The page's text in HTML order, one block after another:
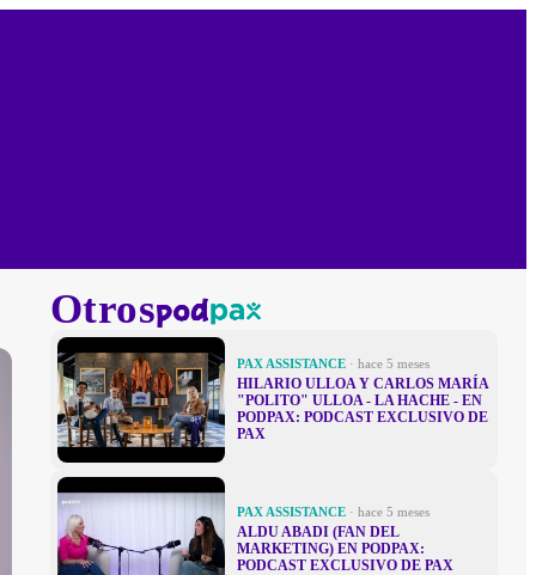
Otros
PAX ASSISTANCE · hace 5 meses
HILARIO ULLOA Y CARLOS MARÍA
"POLITO" ULLOA - LA HACHE - EN
PODPAX: PODCAST EXCLUSIVO DE
PAX
PAX ASSISTANCE · hace 5 meses
ALDU ABADI (FAN DEL
MARKETING) EN PODPAX:
PODCAST EXCLUSIVO DE PAX